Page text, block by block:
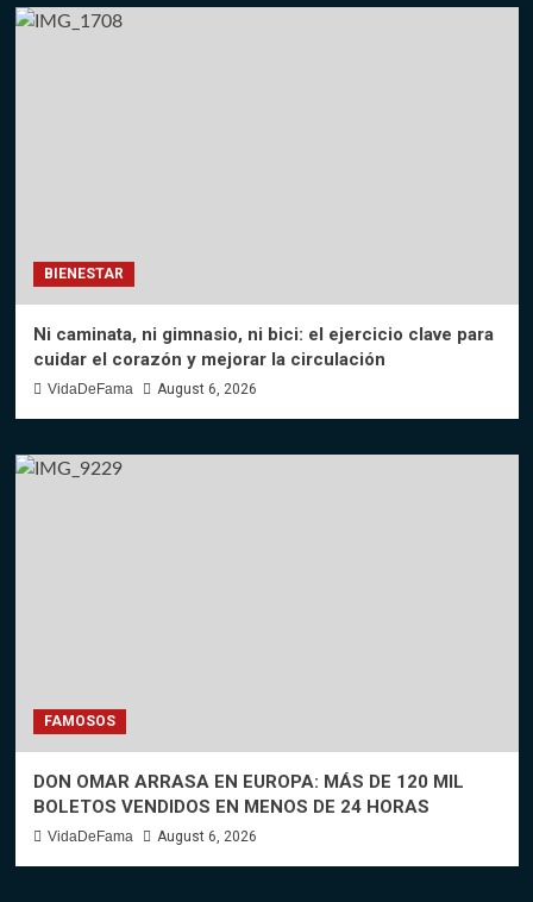
BIENESTAR
Ni caminata, ni gimnasio, ni bici: el ejercicio clave para
cuidar el corazón y mejorar la circulación
VidaDeFama August 6, 2026
FAMOSOS
DON OMAR ARRASA EN EUROPA: MÁS DE 120 MIL
BOLETOS VENDIDOS EN MENOS DE 24 HORAS
VidaDeFama August 6, 2026